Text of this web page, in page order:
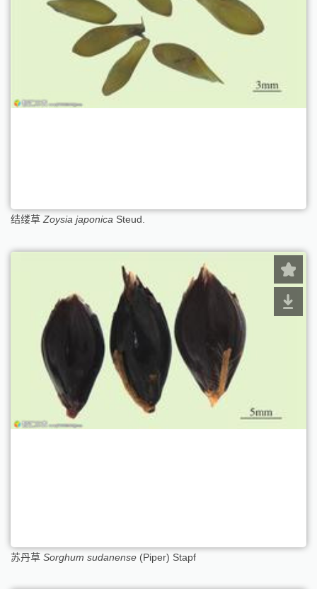
结缕草 Zoysia japonica Steud.
苏丹草 Sorghum sudanense (Piper) Stapf